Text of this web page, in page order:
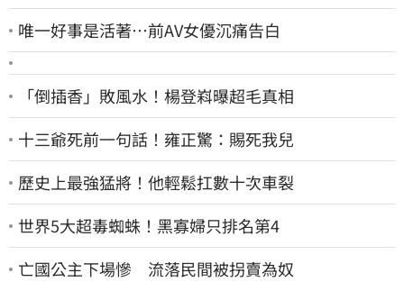
唯一好事是活著…前AV女優沉痛告白
「倒插香」敗風水！楊登嵙曝超毛真相
十三爺死前一句話！雍正驚：賜死我兒
歷史上最強猛將！他輕鬆扛數十次車裂
世界5大超毒蜘蛛！黑寡婦只排名第4
亡國公主下場慘 流落民間被拐賣為奴